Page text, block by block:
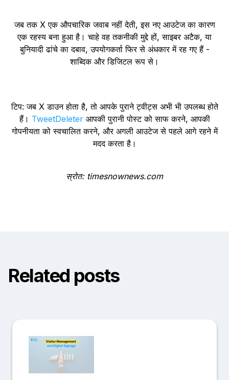
जब तक X एक औपचारिक जवाब नहीं देती, इस नए आउटेज का कारण
एक रहस्य बना हुआ है। चाहे वह तकनीकी मुद्दे हों, साइबर अटैक, या
बुनियादी ढांचे का दबाव, उपयोगकर्ता फिर से अंधकार में रह गए हैं -
शाब्दिक और डिजिटल रूप से।
टिप: जब X डाउन होता है, तो आपके पुराने ट्वीट्स अभी भी उपलब्ध होते
हैं। TweetDeleterआपकी पुरानी पोस्ट को साफ करने, आपकी
गोपनीयता को स्वचालित करने, और अगली आउटेज से पहले आगे रहने में
मदद करता है।
स्रोत: timesnownews.com
Related posts